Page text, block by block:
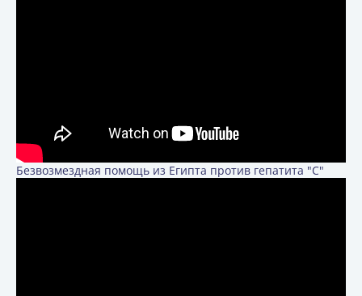
Безвозмездная помощь из Египта против гепатита "С"